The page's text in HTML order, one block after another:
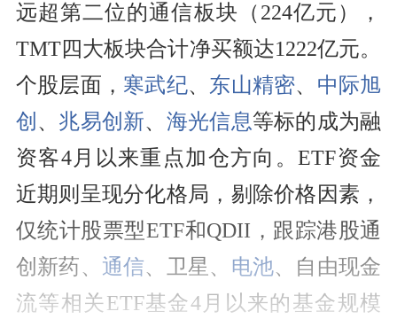
远超第二位的通信板块（224亿元），
TMT四大板块合计净买额达1222亿元。
个股层面， 寒武纪、 东山精密、 中际旭
创 、 兆易创新、 海光信息等标的成为融
资客4月以来重点加仓方向。ETF资金
近期则呈现分化格局，剔除价格因素，
仅统计股票型ETF和QDII，跟踪港股通
创新药、 通信、卫星、 电池、自由现金
流等相关ETF基金4月以来的基金规模